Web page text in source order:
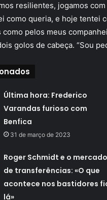
resilientes, jogamos
como queria, e hoje tentei
pelos meus
golos de cabeça. “Sou
Última hora: Frederico
Varandas furioso com
Benfica
31 de março de 2023
Roger Schmidt e o mercado
de transferências: «O que
acontece nos bastidores
lá»